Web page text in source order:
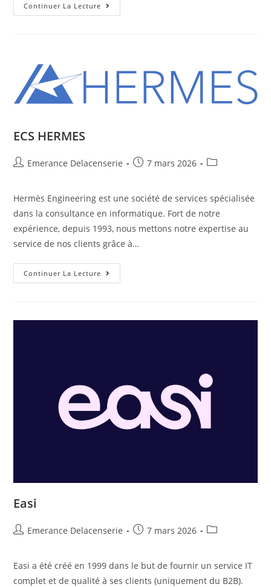
Continuer La Lecture
ECS HERMES
Emerance Delacenserie 7 mars 2026
Hermès Engineering est une société de services spécialisée
dans la consultance en informatique. Fort de notre
expérience, depuis 1993, nous mettons notre expertise au
service de nos clients grâce à…
Continuer La Lecture
Easi
Emerance Delacenserie 7 mars 2026
Easi a été créé en 1999 dans le but de fournir un service IT
complet et de qualité à ses clients (uniquement du B2B).